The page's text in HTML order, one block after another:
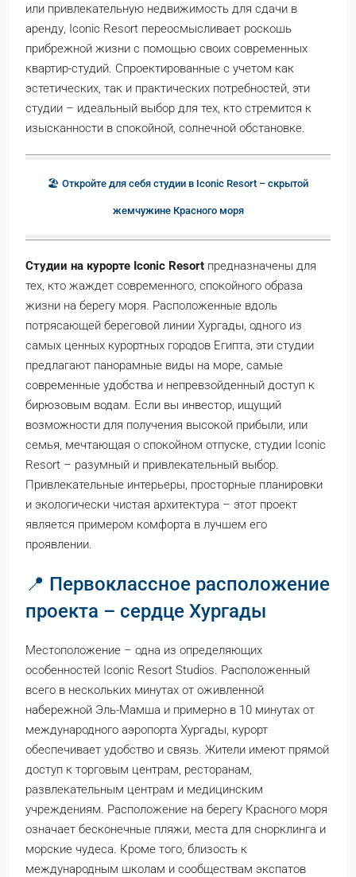
или привлекательную недвижимость для сдачи в
аренду, Iconic Resort переосмысливает роскошь
прибрежной жизни с помощью своих современных
квартир-студий. Спроектированные с учетом как
эстетических, так и практических потребностей, эти
студии – идеальный выбор для тех, кто стремится к
изысканности в спокойной, солнечной обстановке.
🏖️ Откройте для себя студии в Iconic Resort – скрытой
жемчужине Красного моря
Студии на курорте Iconic Resort предназначены для
тех, кто жаждет современного, спокойного образа
жизни на берегу моря. Расположенные вдоль
потрясающей береговой линии Хургады, одного из
самых ценных курортных городов Египта, эти студии
предлагают панорамные виды на море, самые
современные удобства и непревзойденный доступ к
бирюзовым водам. Если вы инвестор, ищущий
возможности для получения высокой прибыли, или
семья, мечтающая о спокойном отпуске, студии Iconic
Resort – разумный и привлекательный выбор.
Привлекательные интерьеры, просторные планировки
и экологически чистая архитектура – этот проект
является примером комфорта в лучшем его
проявлении.
📍 Первоклассное расположение
проекта – сердце Хургады
Местоположение – одна из определяющих
особенностей Iconic Resort Studios. Расположенный
всего в нескольких минутах от оживленной
набережной Эль-Мамша и примерно в 10 минутах от
международного аэропорта Хургады, курорт
обеспечивает удобство и связь. Жители имеют прямой
доступ к торговым центрам, ресторанам,
развлекательным центрам и медицинским
учреждениям. Расположение на берегу Красного моря
означает бесконечные пляжи, места для снорклинга и
морские чудеса. Кроме того, близость к
международным школам и сообществам экспатов